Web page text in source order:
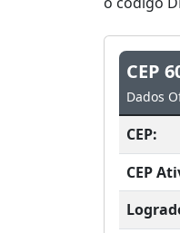
CEP
Dados
CEP:
CEP